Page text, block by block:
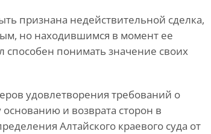
признана недействительной сделка,
но находившимся в момент ее
способен понимать значение своих
удовлетворения требований о
и возврата сторон в
Алтайского краевого суда от